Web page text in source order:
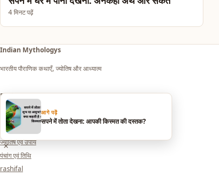
4 मिनट पढ़ें
आगे पढ़ें
सपने में तोता देखना: आपकी किस्मत की दस्तक?
×
Indian Mythologys
भारतीय पौराणिक कथाएँ, ज्योतिष और आध्यात्म
Explore
आध्यात्म एवं धर्म
सपनों का मतलब (Dream Meaning)
ज्योतिष एवं उपाय
पंचांग एवं तिथि
rashifal